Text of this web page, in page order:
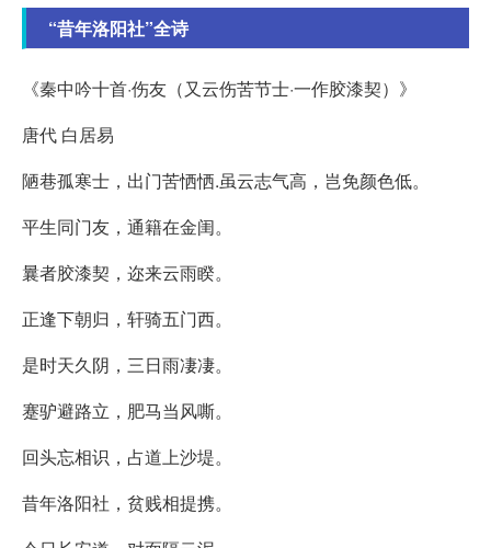
“昔年洛阳社”全诗
《秦中吟十首·伤友（又云伤苦节士·一作胶漆契）》
唐代 白居易
陋巷孤寒士，出门苦恓恓.虽云志气高，岂免颜色低。
平生同门友，通籍在金闺。
曩者胶漆契，迩来云雨睽。
正逢下朝归，轩骑五门西。
是时天久阴，三日雨凄凄。
蹇驴避路立，肥马当风嘶。
回头忘相识，占道上沙堤。
昔年洛阳社，贫贱相提携。